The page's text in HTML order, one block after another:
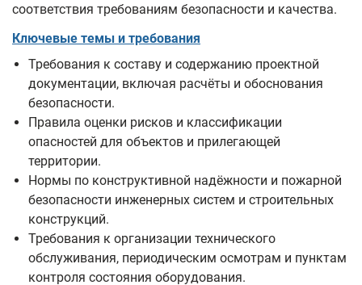
соответствия требованиям безопасности и качества.
Ключевые темы и требования
Требования к составу и содержанию проектной
документации, включая расчёты и обоснования
безопасности.
Правила оценки рисков и классификации
опасностей для объектов и прилегающей
территории.
Нормы по конструктивной надёжности и пожарной
безопасности инженерных систем и строительных
конструкций.
Требования к организации технического
обслуживания, периодическим осмотрам и пунктам
контроля состояния оборудования.